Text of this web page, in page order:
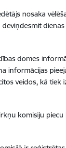
nosaka
domes
informācijas
veidos, kā tiek
komisiju